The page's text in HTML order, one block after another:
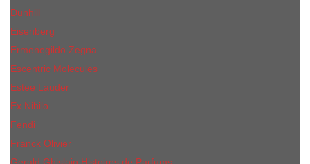
Dunhill
Eisenberg
Ermenegildo Zegna
Escentric Molecules
Еsteе Lаudеr
Ex Nihilo
Fendi
Franck Olivier